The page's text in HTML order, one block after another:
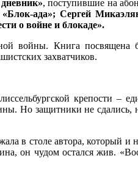
, поступившие на
ада»; Сергей
о войне и блокаде».
войны. Книга
захватчиков.
крепости –
Но защитники не
в столе автора, который
он чудом остался жив.